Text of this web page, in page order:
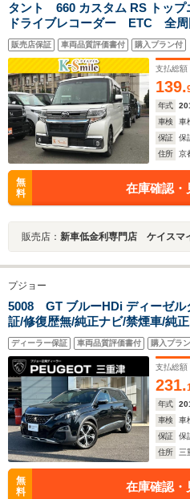
タント 660 カスタム RS トッ
ドライブレコーダー ETC 全
ライドドア TV 衝突被害軽減
クハイビーム オートライト
ドリングストップ スマートキー
販売店保証 車両品質評価書付 購入プラン付
支払総額
139.
年式
車検
車
保証
保
住所
京
無
料
在庫確認・
販売店： 新車低金利専門店 ケイスマ
プジョー
5008 GT ブルーHDi ディーゼ
証/修復歴無/純正ナビ/禁煙車/純
ル/ETC/コントロール/LEDヘッド
ブラインドスポットモニター/ルー
ディーラー保証 車両品質評価書付 購入プラ
支払総額
231.
年式
車検
車
保証
保
住所
三
無
料
在庫確認・